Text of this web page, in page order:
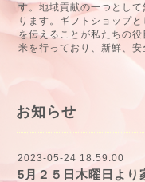
す。地域貢献の一つとし
ります。ギフトショップ
を伝えることが私たちの
米を行っており、新鮮、
お知らせ
2023-05-24 18:59:00
5月２５日木曜日より